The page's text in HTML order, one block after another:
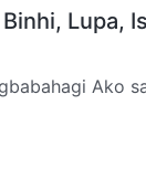
Lupa,
Ako